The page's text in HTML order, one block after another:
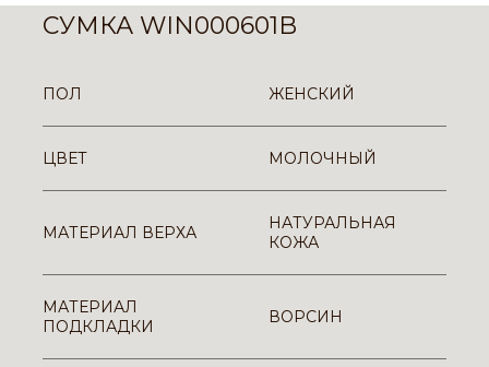
СУМКА WIN000601B
ПОЛ ЖЕНСКИЙ
ЦВЕТ МОЛОЧНЫЙ
МАТЕРИАЛ ВЕРХА
НАТУРАЛЬНАЯ
КОЖА
МАТЕРИАЛ
ПОДКЛАДКИ
ВОРСИН